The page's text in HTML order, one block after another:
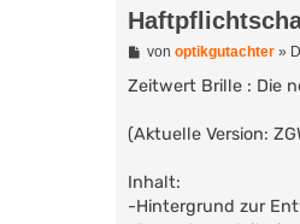
B
i
a
von optikgutachter»
Zeitwert Brille : Die
(Aktuelle Version:
Inhalt:
-Hintergrund zur